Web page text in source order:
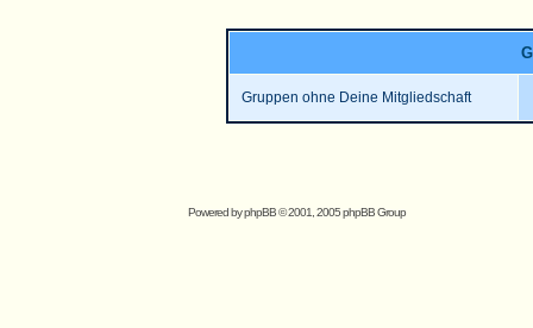
Gruppen ohne Deine Mitgliedschaft
Powered byphpBB© 2001, 2005 phpBB Group